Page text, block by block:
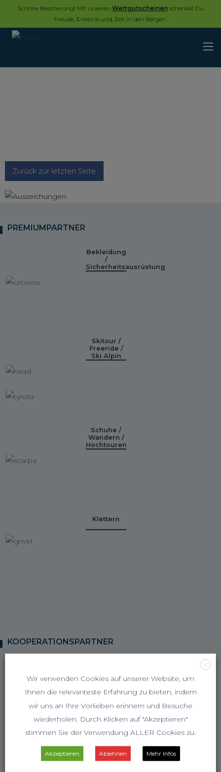
Schöne Bescherung! Mit unseren Wertgutscheinenschenkst Du
Freude, Erlebnis und Zeit in den Bergen.
Zurück zur letzten Seite
PREMIUMPARTNER
Bekleidung
/
Sicherheitsausrüstung
Skitour /
Freeride /
Ski Alpin
Schuhe /
Wandern /
Hochtouren
Klettern
KOOPERATIONSPARTNER
X
Wir verwenden Cookies auf unserer Website, um
Ihnen die relevanteste Erfahrung zu bieten, indem
wir uns an Ihre Vorlieben erinnern und Besuche
wiederholen. Durch Klicken auf "Akzeptieren"
stimmen Sie der Verwendung ALLER Cookies zu.
Akzeptieren Ablehnen Mehr Infos